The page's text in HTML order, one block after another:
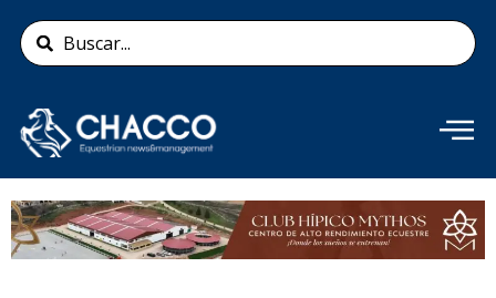
contenido
Search
...
Añade aquí tu texto de
cabecera